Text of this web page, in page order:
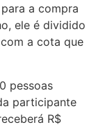
a compra
ele é dividido
a cota que
pessoas
participante
R$